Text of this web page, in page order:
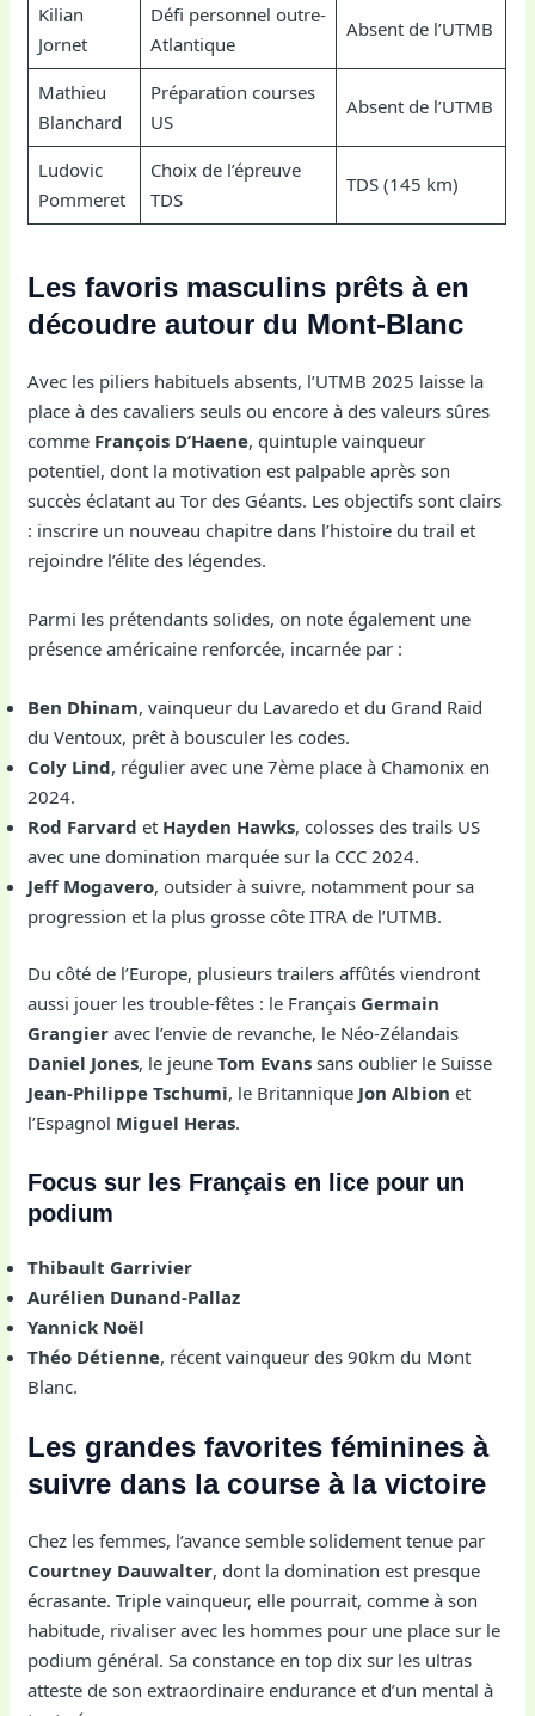
Kilian
Jornet
Défi personnel outre-
Atlantique
Absent de l’UTMB
Mathieu
Blanchard
Préparation courses
US
Absent de l’UTMB
Ludovic
Pommeret
Choix de l’épreuve
TDS
TDS (145 km)
Les favoris masculins prêts à en
découdre autour du Mont-Blanc
Avec les piliers habituels absents, l’UTMB 2025 laisse la
place à des cavaliers seuls ou encore à des valeurs sûres
comme François D’Haene, quintuple vainqueur
potentiel, dont la motivation est palpable après son
succès éclatant au Tor des Géants. Les objectifs sont clairs
: inscrire un nouveau chapitre dans l’histoire du trail et
rejoindre l’élite des légendes.
Parmi les prétendants solides, on note également une
présence américaine renforcée, incarnée par :
Ben Dhinam, vainqueur du Lavaredo et du Grand Raid
du Ventoux, prêt à bousculer les codes.
Coly Lind, régulier avec une 7ème place à Chamonix en
2024.
Rod Farvard et Hayden Hawks, colosses des trails US
avec une domination marquée sur la CCC 2024.
Jeff Mogavero, outsider à suivre, notamment pour sa
progression et la plus grosse côte ITRA de l’UTMB.
Du côté de l’Europe, plusieurs trailers affûtés viendront
aussi jouer les trouble-fêtes : le Français Germain
Grangier avec l’envie de revanche, le Néo-Zélandais
Daniel Jones, le jeuneTom Evans sans oublier le Suisse
Jean-Philippe Tschumi, le Britannique Jon Albion et
l’Espagnol Miguel Heras.
Focus sur les Français en lice pour un
podium
Thibault Garrivier
Aurélien Dunand-Pallaz
Yannick Noël
Théo Détienne, récent vainqueur des 90km du Mont
Blanc.
Les grandes favorites féminines à
suivre dans la course à la victoire
Chez les femmes, l’avance semble solidement tenue par
Courtney Dauwalter, dont la domination est presque
écrasante. Triple vainqueur, elle pourrait, comme à son
habitude, rivaliser avec les hommes pour une place sur le
podium général. Sa constance en top dix sur les ultras
atteste de son extraordinaire endurance et d’un mental à